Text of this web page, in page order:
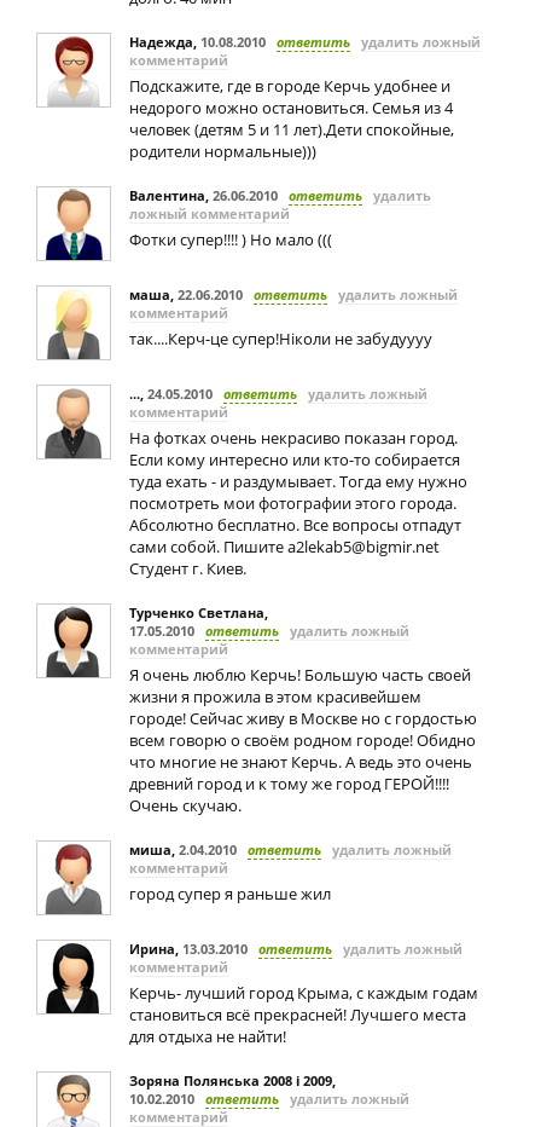
Надежда, 10.08.2010 ответить удалить ложный
комментарий
Подскажите, где в городе Керчь удобнее и
недорого можно остановиться. Семья из 4
человек (детям 5 и 11 лет).Дети спокойные,
родители нормальные)))
Валентина, 26.06.2010 ответить удалить
ложный комментарий
Фотки супер!!!! ) Но мало (((
маша, 22.06.2010 ответить удалить ложный
комментарий
так....Керч-це супер!Ніколи не забудуууу
..., 24.05.2010 ответить удалить ложный
комментарий
На фотках очень некрасиво показан город.
Если кому интересно или кто-то собирается
туда ехать - и раздумывает. Тогда ему нужно
посмотреть мои фотографии этого города.
Абсолютно бесплатно. Все вопросы отпадут
сами собой. Пишитеa2lekab5@bigmir.net
Студент г. Киев.
Турченко Светлана,
17.05.2010 ответить удалить ложный
комментарий
Я очень люблю Керчь! Большую часть своей
жизни я прожила в этом красивейшем
городе! Сейчас живу в Москве но с гордостью
всем говорю о своём родном городе! Обидно
что многие не знают Керчь. А ведь это очень
древний город и к тому же город ГЕРОЙ!!!!
Очень скучаю.
миша, 2.04.2010 ответить удалить ложный
комментарий
город супер я раньше жил
Ирина, 13.03.2010 ответить удалить ложный
комментарий
Керчь- лучший город Крыма, с каждым годам
становиться всё прекрасней! Лучшего места
для отдыха не найти!
Зоряна Полянська 2008 і 2009,
10.02.2010 ответить удалить ложный
комментарий